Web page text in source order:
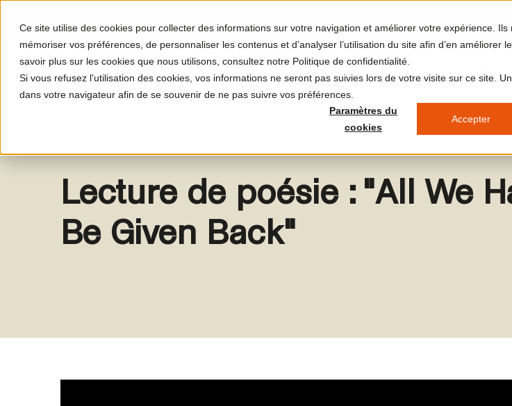
Ce site utilise des cookies pour collecter des informations sur votre navigation et améliorer votre expérience.
mémoriser vos préférences, de personnaliser les contenus et d’analyser l’utilisation du site afin d’en améliorer
savoir plus sur les cookies que nous utilisons, consultez notre Politique de confidentialité.
Si vous refusez l'utilisation des cookies, vos informations ne seront pas suivies lors de votre visite sur ce site.
dans votre navigateur afin de se souvenir de ne pas suivre vos préférences.
Paramètres du
cookies
Accepter
Lecture de poésie : "All We
Be Given Back"